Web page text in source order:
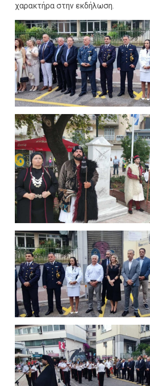
χαρακτήρα στην εκδήλωση.